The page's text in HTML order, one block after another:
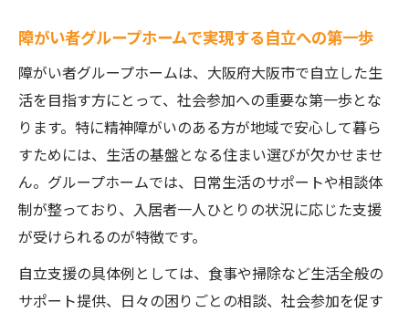
障がい者グループホームで実現する自立への第一歩
障がい者グループホームは、大阪府大阪市で自立した生
活を目指す方にとって、社会参加への重要な第一歩とな
ります。特に精神障がいのある方が地域で安心して暮ら
すためには、生活の基盤となる住まい選びが欠かせませ
ん。グループホームでは、日常生活のサポートや相談体
制が整っており、入居者一人ひとりの状況に応じた支援
が受けられるのが特徴です。
自立支援の具体例としては、食事や掃除など生活全般の
サポート提供、日々の困りごとの相談、社会参加を促す